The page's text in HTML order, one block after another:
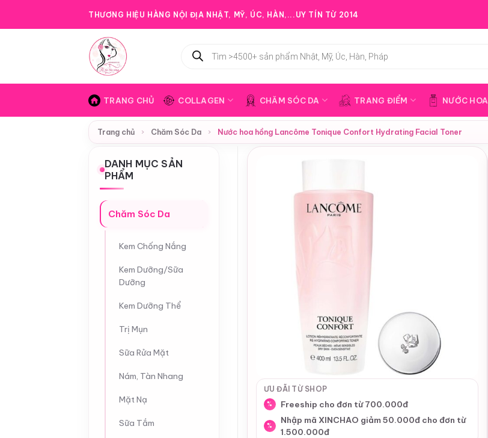
THƯƠNG HIỆU HÀNG NỘI ĐỊA NHẬT, MỸ, ÚC, HÀN,...UY TÍN TỪ 2014
kiếm
TRANG CHỦ COLLAGEN CHĂM SÓC DA TRANG ĐIỂM NƯỚC HOA
Trang chủ › Chăm Sóc Da › Nước hoa hồng Lancôme Tonique Confort Hydrating Facial Toner
DANH MỤC SẢN
PHẨM
Chăm Sóc Da
Kem Chống Nắng
Kem Dưỡng/Sữa
Dưỡng
Kem Dưỡng Thể
Trị Mụn
Sữa Rửa Mặt
Nám, Tàn Nhang
Mặt Nạ
Sữa Tắm
ƯU ĐÃI TỪ SHOP
% Freeship cho đơn từ 700.000đ
%
Nhập mã XINCHAO giảm 50.000đ cho đơn từ
1.500.000đ